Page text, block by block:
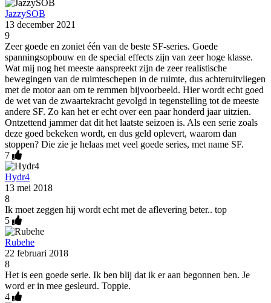
JazzySOB
13 december 2021
9
Zeer goede en zoniet één van de beste SF-series. Goede
spanningsopbouw en de special effects zijn van zeer hoge klasse.
Wat mij nog het meeste aanspreekt zijn de zeer realistische
bewegingen van de ruimteschepen in de ruimte, dus achteruitvliegen
met de motor aan om te remmen bijvoorbeeld. Hier wordt echt goed
de wet van de zwaartekracht gevolgd in tegenstelling tot de meeste
andere SF. Zo kan het er echt over een paar honderd jaar uitzien.
Ontzettend jammer dat dit het laatste seizoen is. Als een serie zoals
deze goed bekeken wordt, en dus geld oplevert, waarom dan
stoppen? Die zie je helaas met veel goede series, met name SF.
7
Hydr4
13 mei 2018
8
Ik moet zeggen hij wordt echt met de aflevering beter.. top
5
Rubehe
22 februari 2018
8
Het is een goede serie. Ik ben blij dat ik er aan begonnen ben. Je
word er in mee gesleurd. Toppie.
4